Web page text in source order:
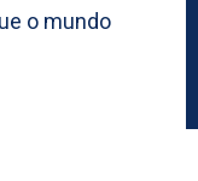
o mundo